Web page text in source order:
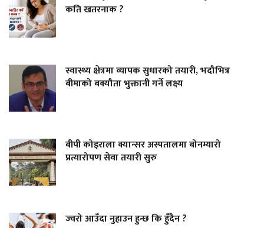
कति खतरनाक ?
स्वास्थ्य क्षेत्रमा व्यापक सुधारको तयारी, भदौभित्र
बीमाको बक्यौता भुक्तानी गर्ने लक्ष्य
बीपी कोइराला क्यान्सर अस्पतालमा बोनम्यारो
प्रत्यारोपण सेवा तयारी सुरु
ज्वरो आउँदा नुहाउन हुन्छ कि हुँदैन ?